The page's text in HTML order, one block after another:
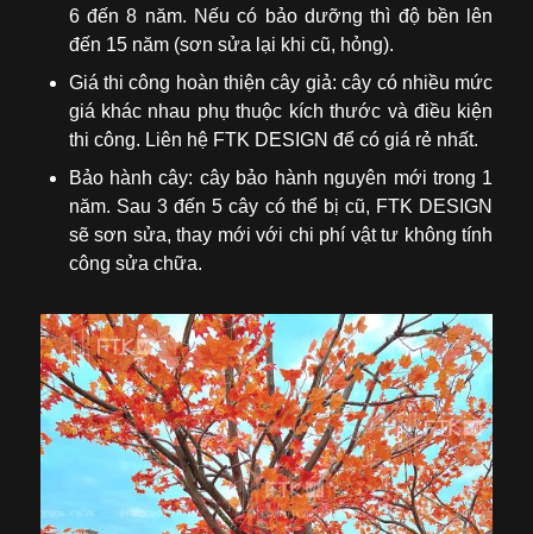
6 đến 8 năm. Nếu có bảo dưỡng thì độ bền lên
đến 15 năm (sơn sửa lại khi cũ, hỏng).
Giá thi công hoàn thiện cây giả: cây có nhiều mức
giá khác nhau phụ thuộc kích thước và điều kiện
thi công. Liên hệ FTK DESIGN để có giá rẻ nhất.
Bảo hành cây: cây bảo hành nguyên mới trong 1
năm. Sau 3 đến 5 cây có thể bị cũ, FTK DESIGN
sẽ sơn sửa, thay mới với chi phí vật tư không tính
công sửa chữa.